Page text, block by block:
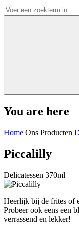
You are here
Home Ons Producten
Piccalilly
Delicatessen 370ml
Heerlijk bij de frites of
Probeer ook eens een
verrassend en lekker!